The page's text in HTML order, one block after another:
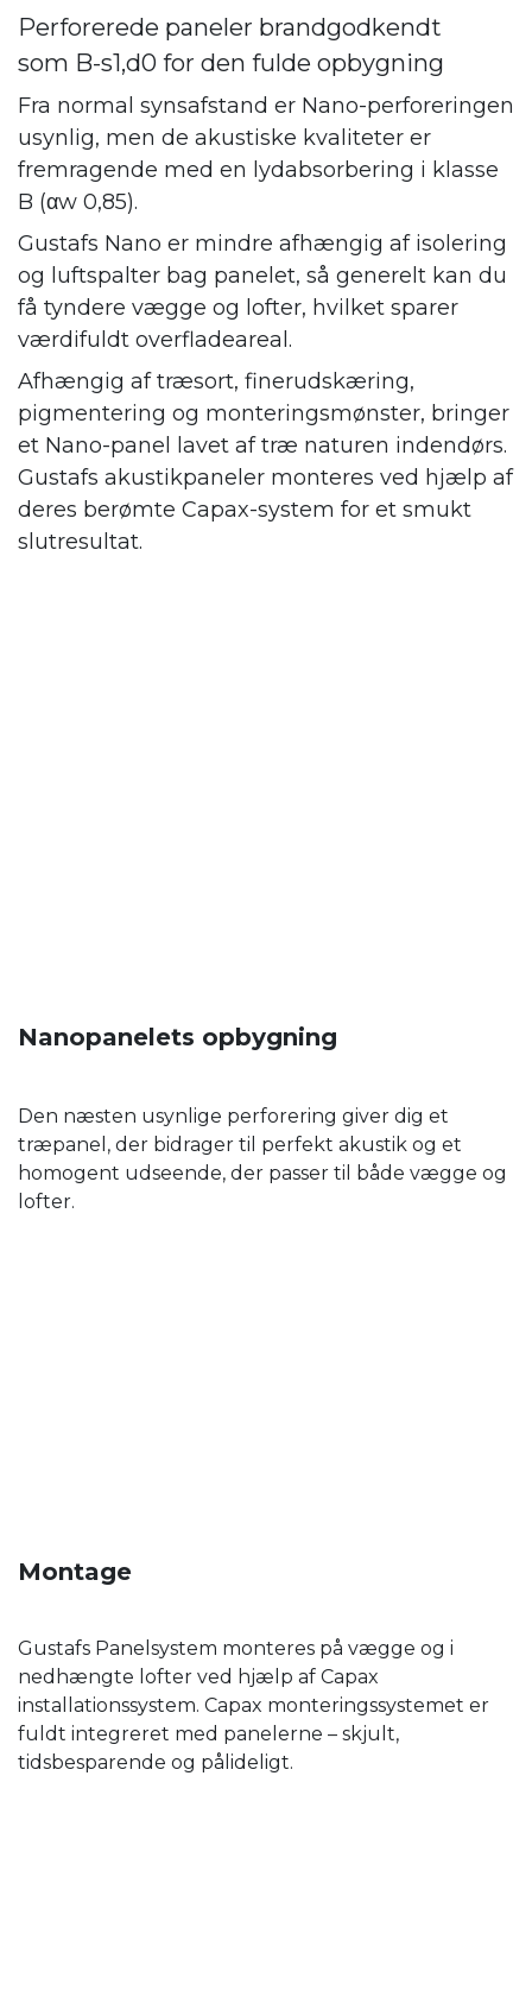
Perforerede paneler brandgodkendt
som B-s1,d0 for den fulde opbygning
Fra normal synsafstand er Nano-perforeringen
usynlig, men de akustiske kvaliteter er
fremragende med en lydabsorbering i klasse
B (αw 0,85).
Gustafs Nano er mindre afhængig af isolering
og luftspalter bag panelet, så generelt kan du
få tyndere vægge og lofter, hvilket sparer
værdifuldt overfladeareal.
Afhængig af træsort, finerudskæring,
pigmentering og monteringsmønster, bringer
et Nano-panel lavet af træ naturen indendørs.
Gustafs akustikpaneler monteres ved hjælp af
deres berømte Capax-system for et smukt
slutresultat.
Nanopanelets opbygning
Den næsten usynlige perforering giver dig et
træpanel, der bidrager til perfekt akustik og et
homogent udseende, der passer til både vægge og
lofter.
Montage
Gustafs Panelsystem monteres på vægge og i
nedhængte lofter ved hjælp af Capax
installationssystem. Capax monteringssystemet er
fuldt integreret med panelerne – skjult,
tidsbesparende og pålideligt.